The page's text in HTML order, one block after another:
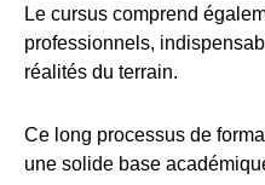
Le cursus comprend
professionnels,
réalités du terrain.
Ce long processus de
une solide base